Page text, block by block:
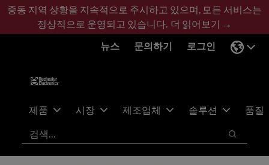
기
콘
바
글
중동 지역 상황을 지속적으로 주시하고 있으며, 모든 서비스는
정상적으로 운영되고 있습니다. 더 읽어보기 →
뉴스
문의하기 로그인
제품 시장 제조업체 솔루션
품질
검색
검색